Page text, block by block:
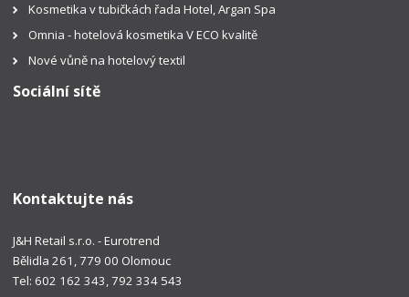
Kosmetika v tubičkách řada Hotel, Argan Spa
Omnia - hotelová kosmetika V ECO kvalitě
Nové vůně na hotelový textil
Sociální sítě
Kontaktujte nás
J&H Retail s.r.o. - Eurotrend
Bělidla 261, 779 00 Olomouc
Tel: 602 162 343, 792 334 543